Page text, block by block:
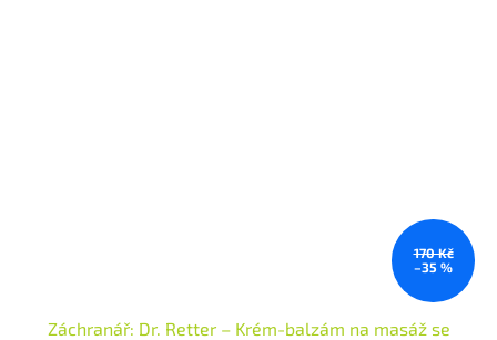
170 Kč
–35 %
Záchranář: Dr. Retter – Krém-balzám na masáž se